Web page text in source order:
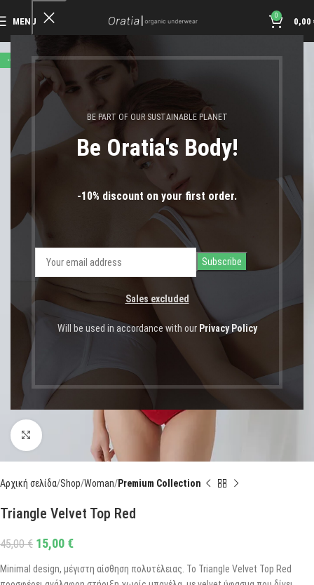
BE PART OF OUR SUSTAINABLE PLANET
Be Oratia's Body!
-10% discount on your first order.
Sales excluded
Will be used in accordance with our Privacy Policy
MENU
0
0,00
-67%
Click to enlarge
Αρχική σελίδα Shop Woman Premium Collection
Triangle Velvet Top Red
45,00€ 15,00 €
Minimal design, μέγιστη αίσθηση πολυτέλειας. Το Triangle Velvet Top Red